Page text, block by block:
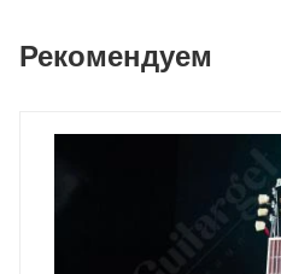
Рекомендуем